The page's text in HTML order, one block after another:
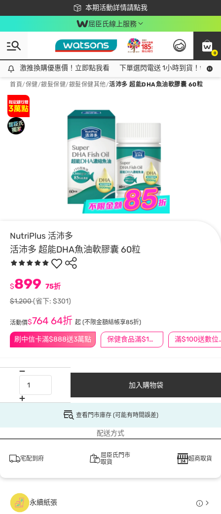
本期活動詳情請點我
下載app最高回饋$350
屈臣氏線上服務
0
激推換購優惠價！立即點我看
激推換購優惠價！立即點我看 下單選閃電送 1小時到貨！領神
首頁/保健/銀髮保健/銀髮保健其他/活沛多 超能DHA魚油軟膠囊 60粒
NutriPlus 活沛多
活沛多 超能DHA魚油軟膠囊 60粒
刷中信卡滿$888送3萬點 保健食品滿$1200送$100 滿
$899 75折
$1,200(省下: $301)
活動價$764 64折 起 (不限金額結帳享85折)
加入購物袋
查看門市庫存 (可能有時間誤差)
配送方式
宅配到府
屈臣氏門市
取貨
超商取貨
永續紙張